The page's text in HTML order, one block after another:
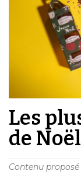
Les
de
Contenu proposé